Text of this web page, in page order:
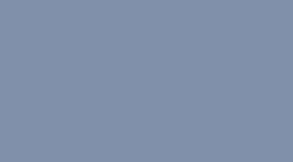
Tuotteen kuvaus -